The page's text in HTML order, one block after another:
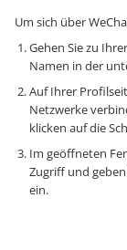
Um sich über
Gehen Sie zu
Namen in der
Auf Ihrer
Netzwerke
klicken auf die
Im geöffneten
Zugriff und
ein.